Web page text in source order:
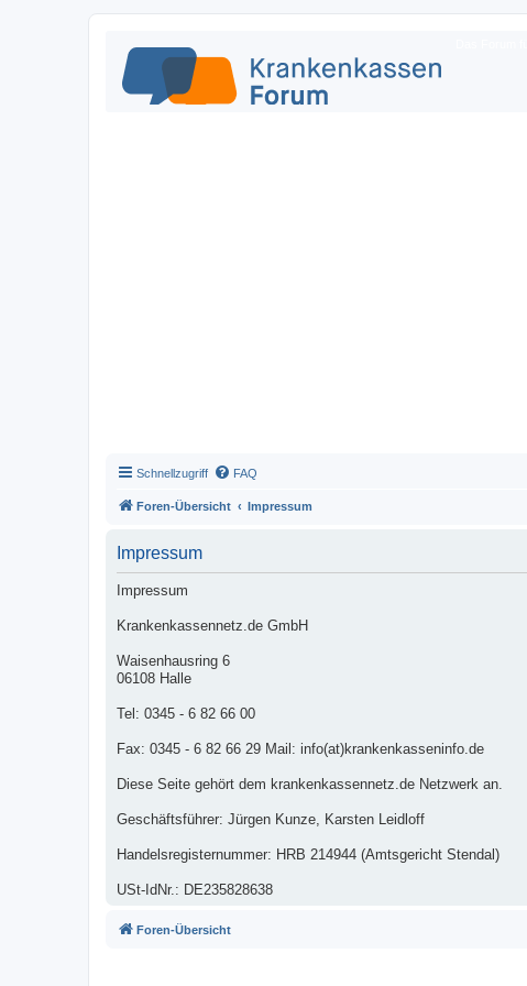
Schnellzugriff FAQ
Foren-Übersicht Impressum
Impressum
Impressum
Krankenkassennetz.de GmbH
Waisenhausring 6
06108 Halle
Tel: 0345 - 6 82 66 00
Fax: 0345 - 6 82 66 29 Mail: info(at)krankenkasseninfo.de
Diese Seite gehört dem krankenkassennetz.de Netzwerk an.
Geschäftsführer: Jürgen Kunze, Karsten Leidloff
Handelsregisternummer: HRB 214944 (Amtsgericht Stendal)
USt-IdNr.: DE235828638
Foren-Übersicht